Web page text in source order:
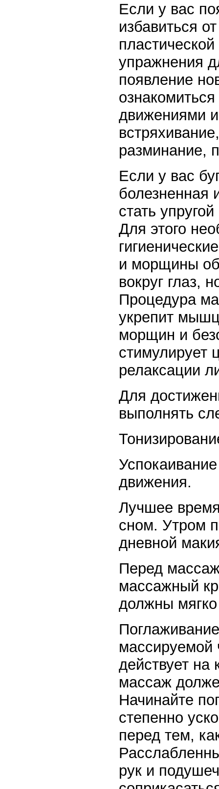
Если у вас
избавиться
упражнения
появление
движениями
разминание,
Если у вас
болезненная
стать
Для этого
и морщины
вокруг глаз,
Процедура
укрепит
морщин и
стимулирует
релаксации
Для
выполнять
движения.
Лучшее
сном. Утром
дневной
Перед
массажный
должны мягко
массируемой
действует
массаж
Начинайте
степенно
перед тем,
рук и